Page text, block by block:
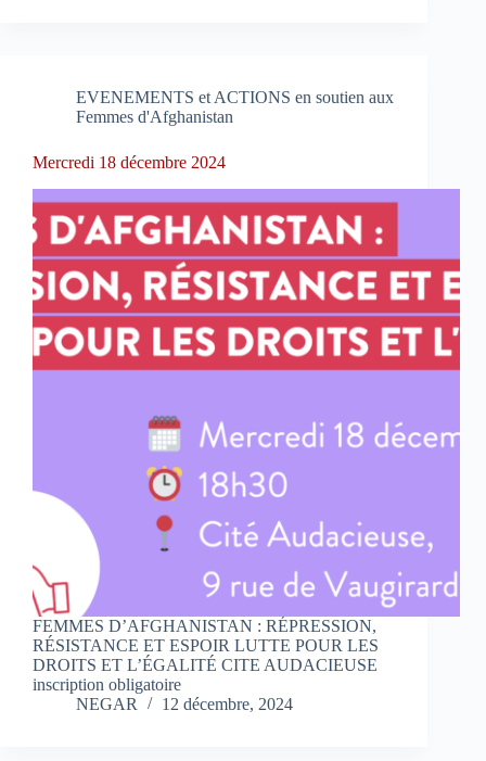
EVENEMENTS et ACTIONS en soutien aux
Femmes d'Afghanistan
Mercredi 18 décembre 2024
FEMMES D’AFGHANISTAN : RÉPRESSION,
RÉSISTANCE ET ESPOIR LUTTE POUR LES
DROITS ET L’ÉGALITÉ CITE AUDACIEUSE
inscription obligatoire
NEGAR
12 décembre, 2024